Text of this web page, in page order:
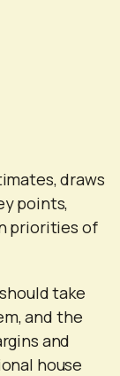
draws
points,
priorities of
take
and the
and
house